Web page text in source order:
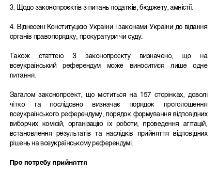
3. Щодо законопроєктів з питань податків, бюджету, амністії.
4. Віднесені Конституцією України і законами України до відання
органів правопорядку, прокуратури чи суду.
Також статтею 3 законопроєкту визначено, що на
всеукраїнський референдум може виноситися лише одне
питання.
Загалом законопроект, що міститься на 157 сторінках, доволі
чітко та послідовно визначає порядок проголошення
всеукраїнського референдуму, порядок формування відповідних
виборчих комісій, організацію їх роботи, проведення агітацій,
встановлення результатів та наслідків прийняття відповідних
рішень на всеукраїнському референдумі.
Про потребу прийняття